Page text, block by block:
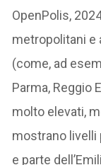
OpenPolis,
metropolitani e
(come, ad
Parma, Reggio
molto elevati,
mostrano livelli
e parte